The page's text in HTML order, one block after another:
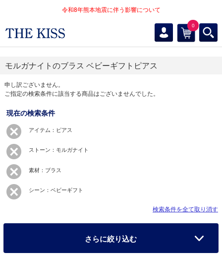
令和8年熊本地震に伴う影響について
0
モルガナイトのブラス ベビーギフトピアス
申し訳ございません。
ご指定の検索条件に該当する商品はございませんでした。
現在の検索条件
アイテム：ピアス
ストーン：モルガナイト
素材：ブラス
シーン：ベビーギフト
検索条件を全て取り消す
さらに絞り込む